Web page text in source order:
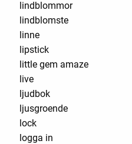
lindblommor
lindblomste
linne
lipstick
little gem amaze
live
ljudbok
ljusgroende
lock
logga in